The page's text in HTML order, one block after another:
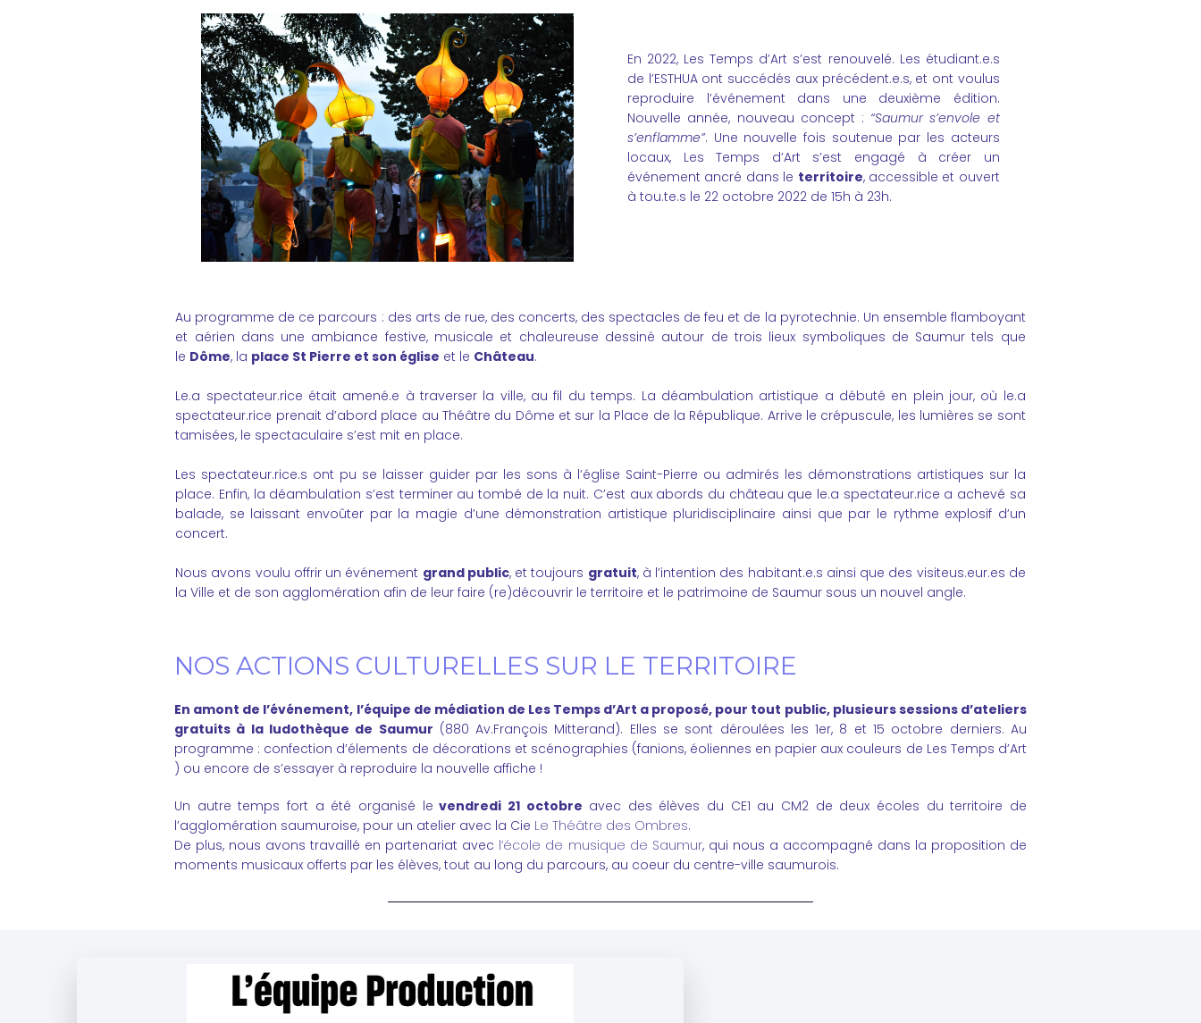
En 2022, Les Temps d’Art s’est renouvelé. Les étudiant.e.s
de l’ESTHUA ont succédés aux précédent.e.s, et ont voulus
reproduire l’événement dans une deuxième édition.
Nouvelle année, nouveau concept : “Saumur s’envole et
s’enflamme”. Une nouvelle fois soutenue par les acteurs
locaux, Les Temps d’Art s’est engagé à créer un
événement ancré dans le territoire, accessible et ouvert
à tou.te.s le 22 octobre 2022 de 15h à 23h.
Au programme de ce parcours : des arts de rue, des concerts, des spectacles de feu et de la pyrotechnie. Un ensemble flamboyant
et aérien dans une ambiance festive, musicale et chaleureuse dessiné autour de trois lieux symboliques de Saumur tels que
le Dôme, la place St Pierre et son église et le Château.
Le.a spectateur.rice était amené.e à traverser la ville, au fil du temps. La déambulation artistique a débuté en plein jour, où le.a
spectateur.rice prenait d’abord place au Théâtre du Dôme et sur la Place de la République. Arrive le crépuscule, les lumières se sont
tamisées, le spectaculaire s’est mit en place.
Les spectateur.rice.s ont pu se laisser guider par les sons à l’église Saint-Pierre ou admirés les démonstrations artistiques sur la
place. Enfin, la déambulation s’est terminer au tombé de la nuit. C’est aux abords du château que le.a spectateur.rice a achevé sa
balade, se laissant envoûter par la magie d’une démonstration artistique pluridisciplinaire ainsi que par le rythme explosif d’un
concert.
Nous avons voulu offrir un événement grand public, et toujours gratuit, à l’intention des habitant.e.s ainsi que des visiteus.eur.es de
la Ville et de son agglomération afin de leur faire (re)découvrir le territoire et le patrimoine de Saumur sous un nouvel angle.
NOS ACTIONS CULTURELLES SUR LE TERRITOIRE
En amont de l’événement, l’équipe de médiation de Les Temps d’Art a proposé, pour tout public, plusieurs sessions d’ateliers
gratuits à la ludothèque de Saumur (880 Av.François Mitterand). Elles se sont déroulées les 1er, 8 et 15 octobre derniers. Au
programme : confection d’élements de décorations et scénographies (fanions, éoliennes en papier aux couleurs de Les Temps d’Art
) ou encore de s’essayer à reproduire la nouvelle affiche !
Un autre temps fort a été organisé le vendredi 21 octobre avec des élèves du CE1 au CM2 de deux écoles du territoire de
l’agglomération saumuroise, pour un atelier avec la Cie Le Théâtre des Ombres.
De plus, nous avons travaillé en partenariat avec l’école de musique de Saumur, qui nous a accompagné dans la proposition de
moments musicaux offerts par les élèves, tout au long du parcours, au coeur du centre-ville saumurois.